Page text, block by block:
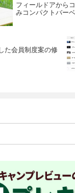
フィールドアから
みコンパクトバー
た会員制度案の修